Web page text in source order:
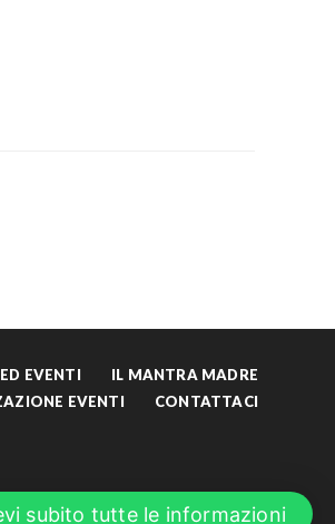
EVENTI
IL MANTRA MADRE
EVENTI
CONTATTACI
subito tutte le informazioni
English